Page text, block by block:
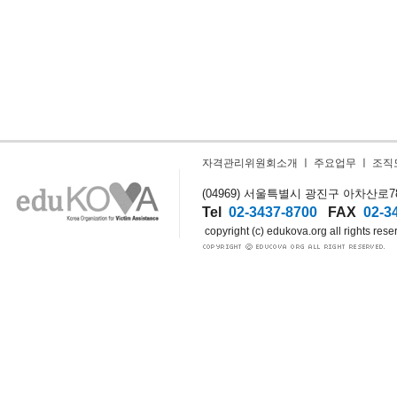
자격관리위원회소개 주요업무 조직
(04969) 서울특별시 광진구 아차산로
Tel 02-3437-8700 FAX 02-
copyright (c) edukova.org all rights